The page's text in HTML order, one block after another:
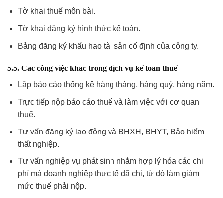
Tờ khai thuế môn bài.
Tờ khai đăng ký hình thức kế toán.
Bảng đăng ký khấu hao tài sản cố định của công ty.
5.5. Các công việc khác trong dịch vụ kế toán thuế
Lập báo cáo thống kê hàng tháng, hàng quý, hàng năm.
Trực tiếp nộp báo cáo thuế và làm việc với cơ quan
thuế.
Tư vấn đăng ký lao động và BHXH, BHYT, Bảo hiểm
thất nghiệp.
Tư vấn nghiệp vụ phát sinh nhằm hợp lý hóa các chi
phí mà doanh nghiệp thực tế đã chi, từ đó làm giảm
mức thuế phải nộp.